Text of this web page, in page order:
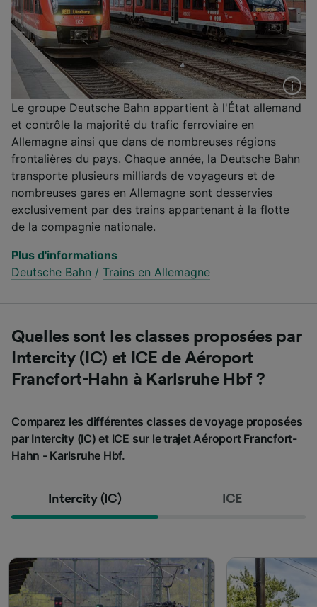
Le groupe Deutsche Bahn appartient à l'État allemand
et contrôle la majorité du trafic ferroviaire en
Allemagne ainsi que dans de nombreuses régions
frontalières du pays. Chaque année, la Deutsche Bahn
transporte plusieurs milliards de voyageurs et de
nombreuses gares en Allemagne sont desservies
exclusivement par des trains appartenant à la flotte
de la compagnie nationale.
Plus d'informations
Deutsche Bahn / Trains en Allemagne
Quelles sont les classes proposées par
Intercity (IC) et ICE de Aéroport
Francfort-Hahn à Karlsruhe Hbf ?
Comparez les différentes classes de voyage proposées
par Intercity (IC) et ICE sur le trajet Aéroport Francfort-
Hahn - Karlsruhe Hbf.
Intercity (IC) ICE